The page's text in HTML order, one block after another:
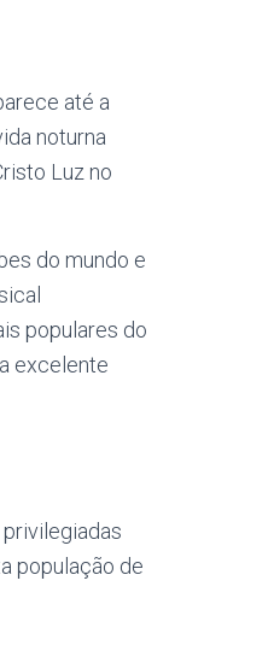
até a
noturna
Luz no
do mundo e
populares do
excelente
população de